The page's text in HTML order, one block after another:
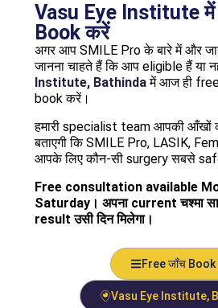
Vasu Eye Institute में
Book करें
अगर आप SMILE Pro के बारे में और
जानना चाहते हैं कि आप eligible हैं या
Institute, Bathindaमें आज ही
book करें।
हमारी specialist team आपकी आँखों
बताएगी कि SMILE Pro, LASIK,
आपके लिए कौन-सी surgery सबसे
Free consultation available
Saturday। अपना current चश्मा
result उसी दिन मिलेगा।
Free जाँच Book
Vasu Eye Institute,